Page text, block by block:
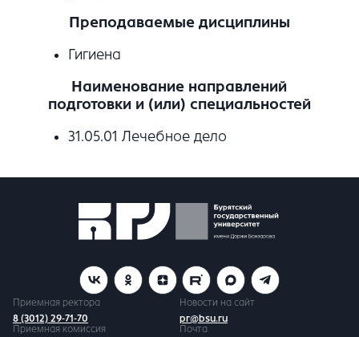
Преподаваемые дисциплины
Гигиена
Наименование направлений
подготовки и (или) специальностей
31.05.01 Лечебное дело
Приемная ректора
8 (3012) 29-71-70
Новости на сайт
pr@bsu.ru
Приемная комиссия
Почта